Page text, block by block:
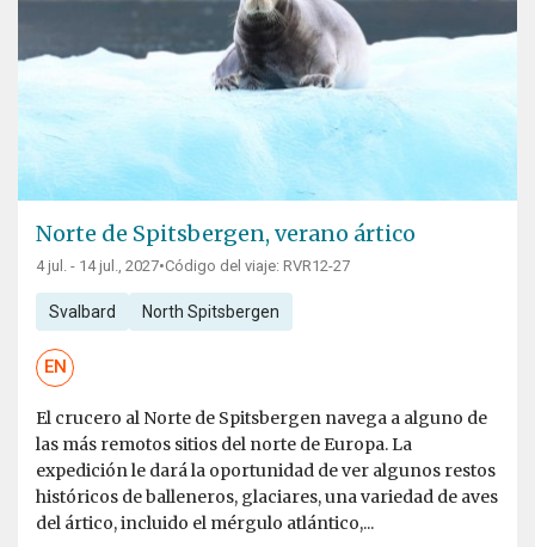
Norte de Spitsbergen, verano ártico
4 jul. - 14 jul., 2027•Código del viaje: RVR12-27
Svalbard North Spitsbergen
EN
El crucero al Norte de Spitsbergen navega a alguno de
las más remotos sitios del norte de Europa. La
expedición le dará la oportunidad de ver algunos restos
históricos de balleneros, glaciares, una variedad de aves
del ártico, incluido el mérgulo atlántico,...